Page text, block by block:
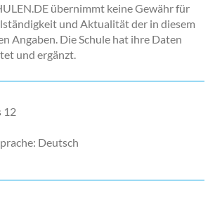
übernimmt keine Gewähr für
und Aktualität der in diesem
Angaben. Die Schule hat ihre Daten
und ergänzt.
12
Deutsch